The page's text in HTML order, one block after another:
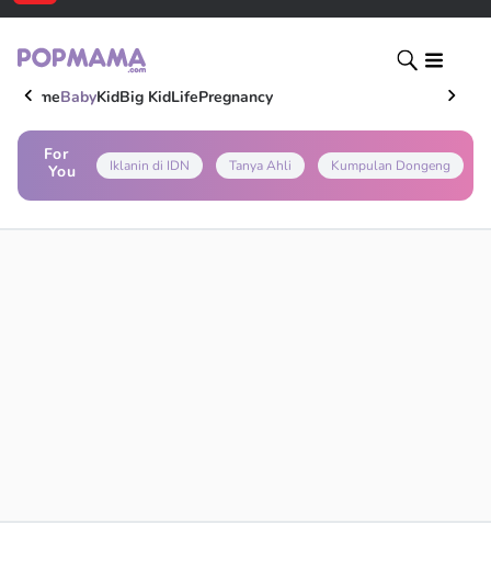
HomeBabyKidBig KidLifePregnancy
For
You
Iklanin di IDN Tanya Ahli Kumpulan Dongeng